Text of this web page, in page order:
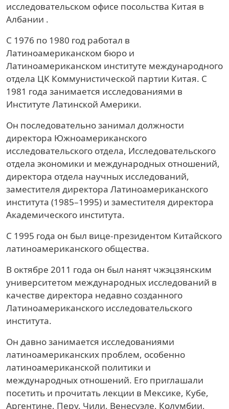
исследовательском офисе посольства Китая в
Албании .
С 1976 по 1980 год работал в
Латиноамериканском бюро и
Латиноамериканском институте международного
отдела ЦК Коммунистической партии Китая. С
1981 года занимается исследованиями в
Институте Латинской Америки.
Он последовательно занимал должности
директора Южноамериканского
исследовательского отдела, Исследовательского
отдела экономики и международных отношений,
директора отдела научных исследований,
заместителя директора Латиноамериканского
института (1985–1995) и заместителя директора
Академического института.
С 1995 года он был вице-президентом Китайского
латиноамериканского общества.
В октябре 2011 года он был нанят чжэцзянским
университетом международных исследований в
качестве директора недавно созданного
Латиноамериканского исследовательского
института.
Он давно занимается исследованиями
латиноамериканских проблем, особенно
латиноамериканской политики и
международных отношений. Его приглашали
посетить и прочитать лекции в Мексике, Кубе,
Аргентине, Перу, Чили, Венесуэле, Колумбии,